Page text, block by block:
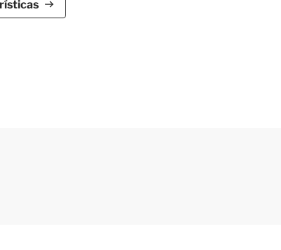
Breskens Apartments & Penthouses es un
baño en suite, uno de los cuales incluye ducha